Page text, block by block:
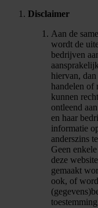
Disclaimer
Aan de
wordt de
bedrijven
hiervan,
handelen of
kunnen
ontleend
en haar
informatie
anderszins
Geen
deze
gemaakt
ook, of